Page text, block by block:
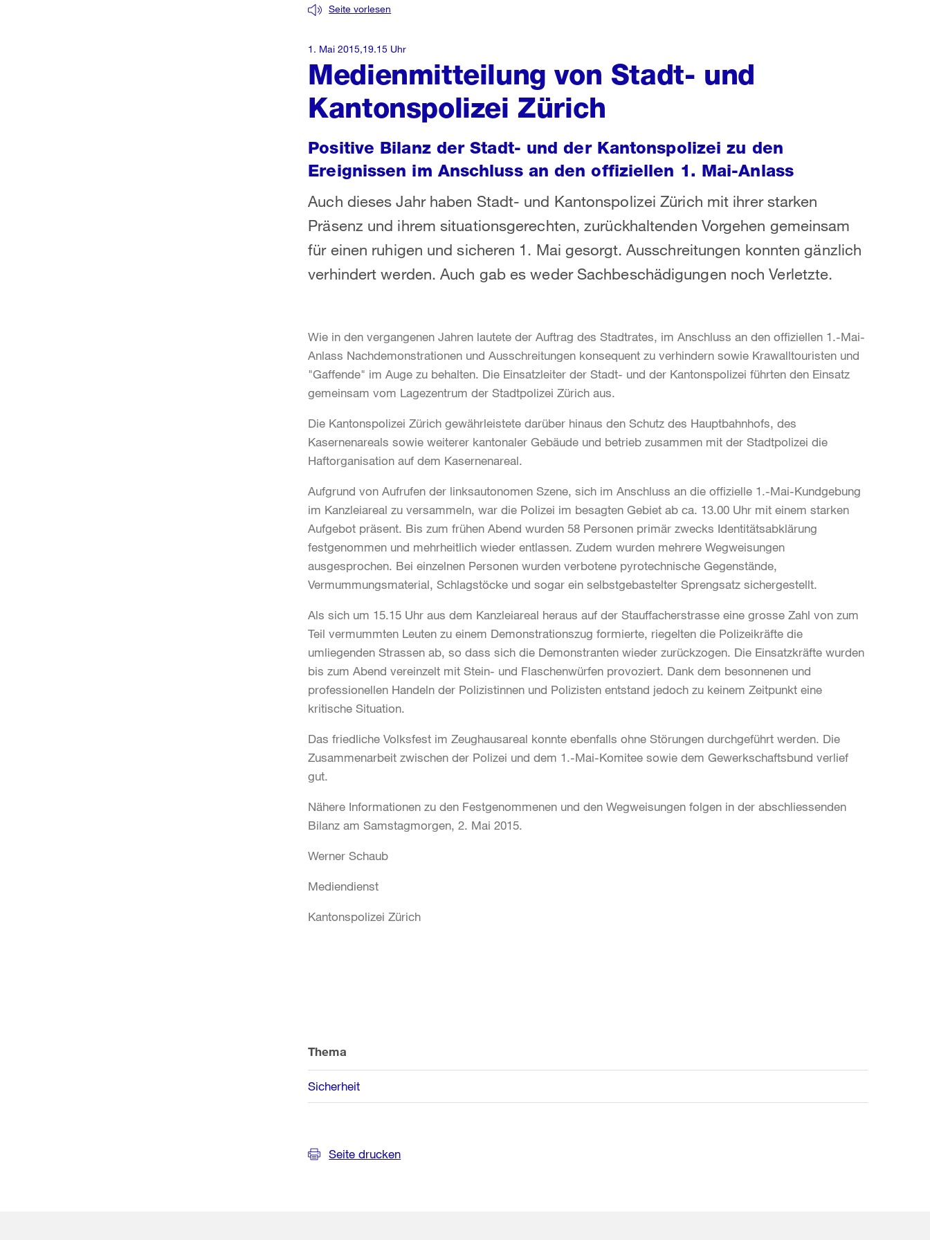
Medienmitteilung von Stadt- und
Kantonspolizei Zürich
Seite vorlesen
Positive Bilanz der Stadt- und der Kantonspolizei zu den
Ereignissen im Anschluss an den offiziellen 1. Mai-Anlass
Auch dieses Jahr haben Stadt- und Kantonspolizei Zürich mit ihrer starken
Präsenz und ihrem situationsgerechten, zurückhaltenden Vorgehen gemeinsam
für einen ruhigen und sicheren 1. Mai gesorgt. Ausschreitungen konnten gänzlich
verhindert werden. Auch gab es weder Sachbeschädigungen noch Verletzte.
1. Mai 2015,19.15 Uhr
Wie in den vergangenen Jahren lautete der Auftrag des Stadtrates, im Anschluss an den offiziellen 1.-Mai-
Anlass Nachdemonstrationen und Ausschreitungen konsequent zu verhindern sowie Krawalltouristen und
"Gaffende" im Auge zu behalten. Die Einsatzleiter der Stadt- und der Kantonspolizei führten den Einsatz
gemeinsam vom Lagezentrum der Stadtpolizei Zürich aus.
Die Kantonspolizei Zürich gewährleistete darüber hinaus den Schutz des Hauptbahnhofs, des
Kasernenareals sowie weiterer kantonaler Gebäude und betrieb zusammen mit der Stadtpolizei die
Haftorganisation auf dem Kasernenareal.
Aufgrund von Aufrufen der linksautonomen Szene, sich im Anschluss an die offizielle 1.-Mai-Kundgebung
im Kanzleiareal zu versammeln, war die Polizei im besagten Gebiet ab ca. 13.00 Uhr mit einem starken
Aufgebot präsent. Bis zum frühen Abend wurden 58 Personen primär zwecks Identitätsabklärung
festgenommen und mehrheitlich wieder entlassen. Zudem wurden mehrere Wegweisungen
ausgesprochen. Bei einzelnen Personen wurden verbotene pyrotechnische Gegenstände,
Vermummungsmaterial, Schlagstöcke und sogar ein selbstgebastelter Sprengsatz sichergestellt.
Als sich um 15.15 Uhr aus dem Kanzleiareal heraus auf der Stauffacherstrasse eine grosse Zahl von zum
Teil vermummten Leuten zu einem Demonstrationszug formierte, riegelten die Polizeikräfte die
umliegenden Strassen ab, so dass sich die Demonstranten wieder zurückzogen. Die Einsatzkräfte wurden
bis zum Abend vereinzelt mit Stein- und Flaschenwürfen provoziert. Dank dem besonnenen und
professionellen Handeln der Polizistinnen und Polizisten entstand jedoch zu keinem Zeitpunkt eine
kritische Situation.
Das friedliche Volksfest im Zeughausareal konnte ebenfalls ohne Störungen durchgeführt werden. Die
Zusammenarbeit zwischen der Polizei und dem 1.-Mai-Komitee sowie dem Gewerkschaftsbund verlief
gut.
Nähere Informationen zu den Festgenommenen und den Wegweisungen folgen in der abschliessenden
Bilanz am Samstagmorgen, 2. Mai 2015.
Werner Schaub
Mediendienst
Kantonspolizei Zürich
Informationen
Thema
Sicherheit
Seite drucken